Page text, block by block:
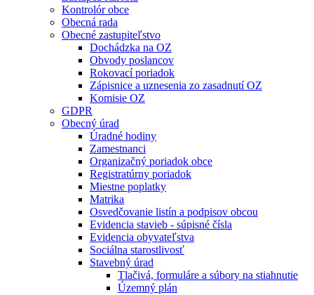
Kontrolór obce
Obecná rada
Obecné zastupiteľstvo
Dochádzka na OZ
Obvody poslancov
Rokovací poriadok
Zápisnice a uznesenia zo zasadnutí OZ
Komisie OZ
GDPR
Obecný úrad
Úradné hodiny
Zamestnanci
Organizačný poriadok obce
Registratúrny poriadok
Miestne poplatky
Matrika
Osvedčovanie listín a podpisov obcou
Evidencia stavieb - súpisné čísla
Evidencia obyvateľstva
Sociálna starostlivosť
Stavebný úrad
Tlačivá, formuláre a súbory na stiahnutie
Územný plán